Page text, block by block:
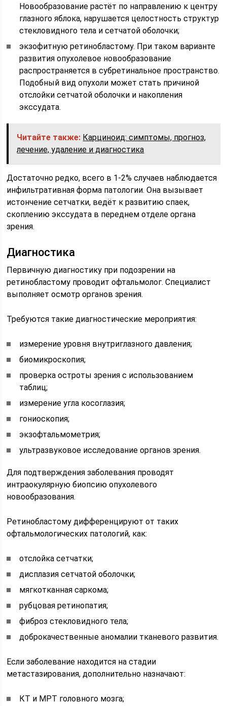
Новообразование растёт по направлению к центру
глазного яблока, нарушается целостность структур
стекловидного тела и сетчатой оболочки;
экзофитную ретинобластому. При таком варианте
развития опухолевое новообразование
распространяется в субретинальное пространство.
Подобный вид опухоли может стать причиной
отслойки сетчатой оболочки и накопления
экссудата.
Читайте также: Карциноид: симптомы, прогноз,
лечение, удаление и диагностика
Достаточно редко, всего в 1-2% случаев наблюдается
инфильтративная форма патологии. Она вызывает
истончение сетчатки, ведёт к развитию спаек,
скоплению экссудата в переднем отделе органа
зрения.
Диагностика
Первичную диагностику при подозрении на
ретинобластому проводит офтальмолог. Специалист
выполняет осмотр органов зрения.
Требуются такие диагностические мероприятия:
измерение уровня внутриглазного давления;
биомикроскопия;
проверка остроты зрения с использованием
таблиц;
измерение угла косоглазия;
гониоскопия;
экзофтальмометрия;
ультразвуковое исследование органов зрения.
Для подтверждения заболевания проводят
интраокулярную биопсию опухолевого
новообразования.
Ретинобластому дифференцируют от таких
офтальмологических патологий, как:
отслойка сетчатки;
дисплазия сетчатой оболочки;
мягкотканная саркома;
рубцовая ретинопатия;
фиброз стекловидного тела;
доброкачественные аномалии тканевого развития.
Если заболевание находится на стадии
метастазирования, дополнительно назначают:
КТ и МРТ головного мозга;